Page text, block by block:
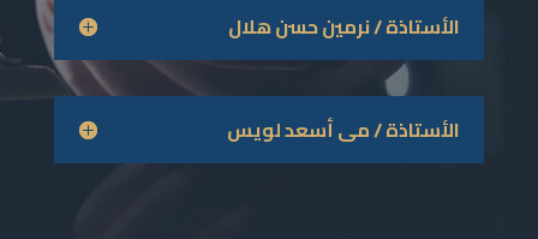
الأستاذة / نرمين حسن هلال
الأستاذة / مى أسعد لويس